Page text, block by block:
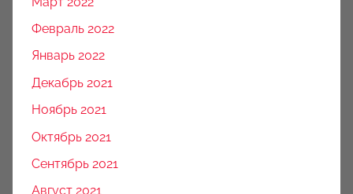
Февраль 2022
Январь 2022
Декабрь 2021
Ноябрь 2021
Октябрь 2021
Сентябрь 2021
Август 2021